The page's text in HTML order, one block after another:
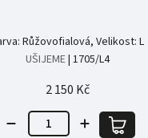
Růžovofialová, Velikost: L
UŠIJEME| 1705/L4
2 150 Kč